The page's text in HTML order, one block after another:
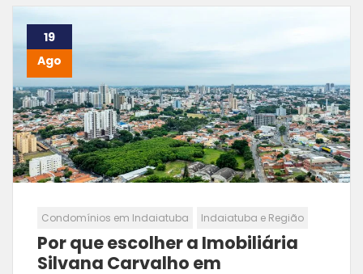
19
Ago
Condomínios em Indaiatuba Indaiatuba e Região
Por que escolher a Imobiliária
Silvana Carvalho em